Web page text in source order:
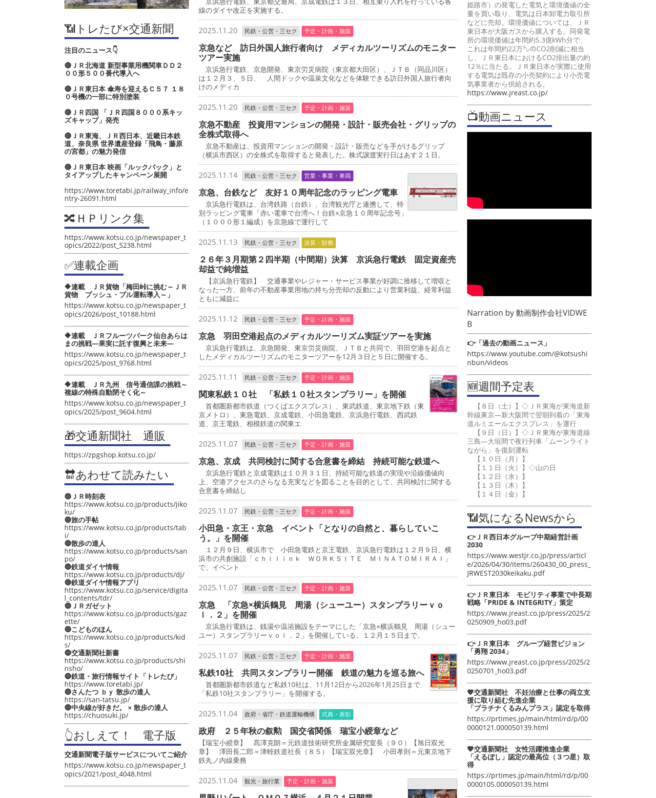
📶トレたび×交通新聞
注目のニュース👇
🔴ＪＲ北海道 新型事業用機関車ＤＤ２
００形５００番代導入へ
🔴ＪＲ東日本 傘寿を迎えるＣ５７ １８
０号機の一部に特別塗装
🔴ＪＲ四国 「ＪＲ四国８０００系キッ
ズキャップ」発売
🔴ＪＲ東海、ＪＲ西日本、近畿日本鉄
道、奈良県 世界遺産登録「飛鳥・藤原
の宮都」の魅力発信
🔴ＪＲ東日本 映画「ルックバック」と
タイアップしたキャンペーン展開
https://www.toretabi.jp/railway_info/e
ntry-26091.html
🔀ＨＰリンク集
https://www.kotsu.co.jp/newspaper_t
opics/2022/post_5238.html
✅連載企画
🔶連載 ＪＲ貨物「梅田峠に挑む～ＪＲ
貨物 プッシュ・プル運転導入～」
https://www.kotsu.co.jp/newspaper_t
opics/2026/post_10188.html
🔶連載 ＪＲフルーツパーク仙台あらは
まの挑戦―果実に託す復興と未来―
https://www.kotsu.co.jp/newspaper_t
opics/2025/post_9768.html
🔶連載 ＪＲ九州 信号通信課の挑戦～
複線の特殊自動閉そく化～
https://www.kotsu.co.jp/newspaper_t
opics/2025/post_9604.html
🎁交通新聞社 通販
https://zpgshop.kotsu.co.jp/
🔛あわせて読みたい
🔵ＪＲ時刻表
https://www.kotsu.co.jp/products/jiko
ku/
🔵旅の手帖
https://www.kotsu.co.jp/products/tab
i/
🔵散歩の達人
https://www.kotsu.co.jp/products/san
po/
🔵鉄道ダイヤ情報
https://www.kotsu.co.jp/products/dj/
🔵鉄道ダイヤ情報アプリ
https://www.kotsu.co.jp/service/digita
l_contents/tdr/
🔵ＪＲガゼット
https://www.kotsu.co.jp/products/gaz
ette/
🔵こどものほん
https://www.kotsu.co.jp/products/kid
s/
🔵交通新聞社新書
https://www.kotsu.co.jp/products/shi
nsho/
🔵鉄道・旅行情報サイト「トレたび」
https://www.toretabi.jp/
🔵さんたつ ｂｙ 散歩の達人
https://san-tatsu.jp/
🔵中央線が好きだ。 × 散歩の達人
https://chuosuki.jp/
👆おしえて！ 電子版
交通新聞電子版サービスについてご紹介
https://www.kotsu.co.jp/newspaper_t
opics/2021/post_4048.html
線のダイヤ改正を実施する。
2025.11.20 民鉄・公営・三セク 予定・計画・施策
京急など 訪日外国人旅行者向け メディカルツーリズムのモニター
ツアー実施
京浜急行電鉄、京急開発、東京労災病院（東京都大田区）、ＪＴＢ（同品川区）
は１２月３、５日、 人間ドックや温泉文化などを体験できる訪日外国人旅行者向
けのメディカ
2025.11.20 民鉄・公営・三セク 予定・計画・施策
京急不動産 投資用マンションの開発・設計・販売会社・グリップの
全株式取得へ
京急不動産は、投資用マンションの開発・設計・販売などを手がけるグリップ
（横浜市西区）の全株式を取得すると発表した。株式譲渡実行日はあす２１日。
2025.11.14 民鉄・公営・三セク 営業・事業・車両
京急、台鉄など 友好１０周年記念のラッピング電車
京浜急行電鉄は、台湾鉄路（台鉄）、台湾観光庁と連携して、特
別ラッピング電車「赤い電車で台湾へ！台鉄×京急１０周年記念号」
（１０００形１編成）を京急線で運行して
2025.11.13 民鉄・公営・三セク 決算・財務
２６年３月期第２四半期（中間期）決算 京浜急行電鉄 固定資産売
却益で純増益
【京浜急行電鉄】 交通事業やレジャー・サービス事業が好調に推移して増収と
なった一方、前年の不動産事業用地の持ち分売却の反動により営業利益、経常利益
ともに減益に
2025.11.12 民鉄・公営・三セク 予定・計画・施策
京急 羽田空港起点のメディカルツーリズム実証ツアーを実施
京浜急行電鉄は、京急開発、東京労災病院、ＪＴＢと共同で、羽田空港を起点と
したメディカルツーリズムのモニターツアーを12月３日と５日に開催する。
2025.11.11 民鉄・公営・三セク 予定・計画・施策
関東私鉄１０社 「私鉄１０社スタンプラリー」を開催
首都圏新都市鉄道（つくばエクスプレス）、東武鉄道、東京地下鉄（東
京メトロ）、東急電鉄、京成電鉄、小田急電鉄、京浜急行電鉄、西武鉄
道、京王電鉄、相模鉄道の関東エ
2025.11.07 民鉄・公営・三セク 予定・計画・施策
京急、京成 共同検討に関する合意書を締結 持続可能な鉄道へ
京浜急行電鉄と京成電鉄は１０月３１日、持続可能な鉄道の実現や沿線価値向
上、空港アクセスのさらなる充実などを図ることを目的として、共同検討に関する
合意書を締結し
2025.11.07 民鉄・公営・三セク 予定・計画・施策
小田急・京王・京急 イベント「となりの自然と、暮らしていこ
う。」を開催
１２月９日、横浜市で 小田急電鉄と京王電鉄、京浜急行電鉄は１２月９日、横
浜市の共創施設「ｃｈｉｌｉｎｋ ＷＯＲＫＳＩＴＥ ＭＩＮＡＴＯＭＩＲＡＩ」
で、イベント
2025.11.07 民鉄・公営・三セク 予定・計画・施策
京急 「京急×横浜鶴見 周湯（シューユー）スタンプラリーｖｏ
ｌ．２」を開催
京浜急行電鉄は、銭湯や温浴施設をテーマにした「京急×横浜鶴見 周湯（シュー
ユー）スタンプラリーｖｏｌ．２」を開催している。１２月１５日まで。
2025.11.07 民鉄・公営・三セク 予定・計画・施策
私鉄10社 共同スタンプラリー開催 鉄道の魅力を巡る旅へ
首都圏新都市鉄道など私鉄10社は、11月12日から2026年1月25日まで
「私鉄10社スタンプラリー」を開催する。
2025.11.04 政府・省庁・鉄道運輸機構 式典・表彰
政府 ２５年秋の叙勲 国交省関係 瑞宝小綬章など
【瑞宝小綬章】 髙澤克朗＝元鉄道技術研究所金属研究室長（９０）【旭日双光
章】 澤田長二郎＝津軽鉄道社長（８５）【瑞宝双光章】 小田孝則＝元東京地下
鉄丸ノ内線乗務
2025.11.04 観光・旅行業 予定・計画・施策
姫路市）の発電した電気と環境価値の全
量を買い取り、電気は日本卸電力取引所
などに売却。環境価値については、ＪＲ
東日本が大阪ガスから購入する。同発電
所の環境価値は年間約5.3億kWh分で、
これは年間約22万㌧のCO2削減に相当
し、ＪＲ東日本におけるCO2排出量の約
12％に当たる。ＪＲ東日本が実際に使用
する電気は既存の小売契約により小売電
気事業者から供給される。
https://www.jreast.co.jp/
📺動画ニュース
Narration by動画制作会社VIDWE
B
👉「過去の動画ニュース」
https://www.youtube.com/@kotsushi
nbun/videos
🆕週間予定表
【８日（土）】◇ＪＲ東海が東海道新
幹線東京―新大阪間で翌朝到着の「東海
道ルミエールエクスプレス」を運行
【９日（日）】◇ＪＲ東海が東海道線
三島―大垣間で夜行列車「ムーンライト
ながら」を復刻運転
【１０日（月）】
【１１日（火）】◇山の日
【１２日（水）】
【１３日（木）】
【１４日（金）】
📶気になるNewsから
👉ＪＲ西日本グループ中期経営計画
2030
https://www.westjr.co.jp/press/articl
e/2026/04/30/items/260430_00_press_
JRWEST2030keikaku.pdf
👉ＪＲ東日本 モビリティ事業で中長期
戦略「PRIDE & INTEGRITY」策定
https://www.jreast.co.jp/press/2025/2
0250909_ho03.pdf
👉ＪＲ東日本 グループ経営ビジョン
「勇翔 2034」
https://www.jreast.co.jp/press/2025/2
0250701_ho03.pdf
💖交通新聞社 不妊治療と仕事の両立支
援に取り組む先進企業
「プラチナくるみんプラス」認定を取得
https://prtimes.jp/main/html/rd/p/00
0000121.000050139.html
💖交通新聞社 女性活躍推進企業
「えるぼし」認定の最高位（３つ星）取
得
https://prtimes.jp/main/html/rd/p/00
0000105.000050139.html